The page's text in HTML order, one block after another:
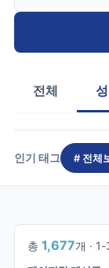
전체
인기 태그 # 전체
총 1,677개 · 1-
1/56